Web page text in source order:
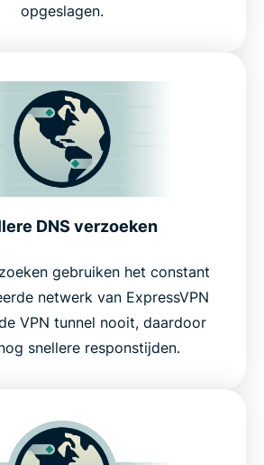
opgeslagen.
DNS verzoeken
gebruiken het constant
netwerk van ExpressVPN
VPN tunnel nooit, daardoor
snellere responstijden.